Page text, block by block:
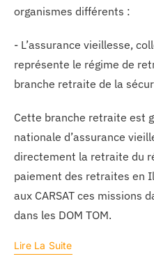
organismes différents :
- L’assurance vieillesse,
représente le régime de
branche retraite de la
Cette branche retraite est
nationale d’assurance
directement la retraite du
paiement des retraites en
aux CARSAT ces missions
dans les DOM TOM.
Lire La Suite